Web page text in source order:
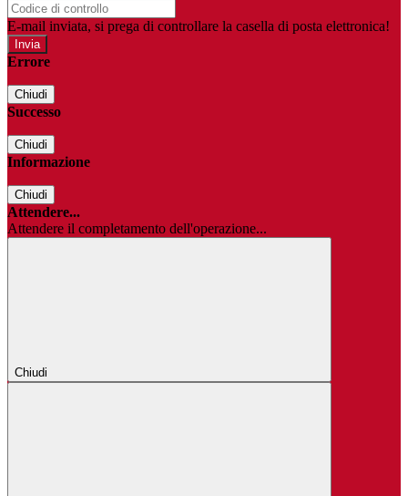
E-mail inviata, si prega di controllare la casella di posta elettronica!
Errore
Chiudi
Successo
Chiudi
Informazione
Chiudi
Attendere...
Attendere il completamento dell'operazione...
Chiudi